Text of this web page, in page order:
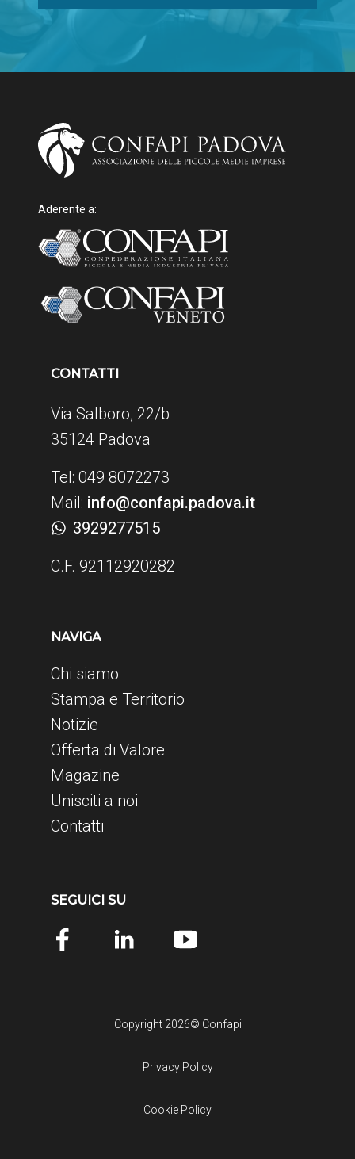
Aderente a:
CONTATTI
Via Salboro, 22/b
35124 Padova
Tel: 049 8072273
Mail: info@confapi.padova.it
3929277515
C.F. 92112920282
NAVIGA
Chi siamo
Stampa e Territorio
Notizie
Offerta di Valore
Magazine
Unisciti a noi
Contatti
SEGUICI SU
Copyright 2026© Confapi
Privacy Policy
Cookie Policy